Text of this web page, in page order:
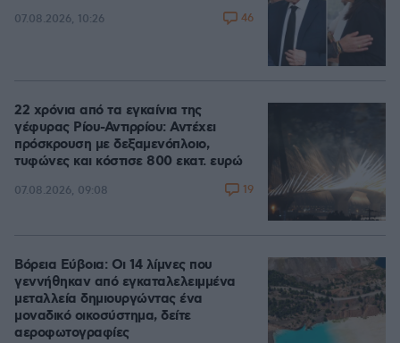
07.08.2026, 10:26 46
22 χρόνια από τα εγκαίνια της
γέφυρας Ρίου-Αντιρρίου: Αντέχει
πρόσκρουση με δεξαμενόπλοιο,
τυφώνες και κόστισε 800 εκατ. ευρώ
07.08.2026, 09:08 19
Βόρεια Εύβοια: Οι 14 λίμνες που
γεννήθηκαν από εγκαταλελειμμένα
μεταλλεία δημιουργώντας ένα
μοναδικό οικοσύστημα, δείτε
αεροφωτογραφίες